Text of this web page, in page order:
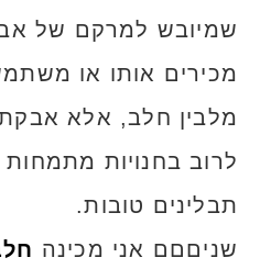
שמיובש למרקם של
מכירים אותו או
מלבין חלב, אלא
לרוב בחנויות מתמחות
תבלינים טובות.
שניםםם אני מכינה